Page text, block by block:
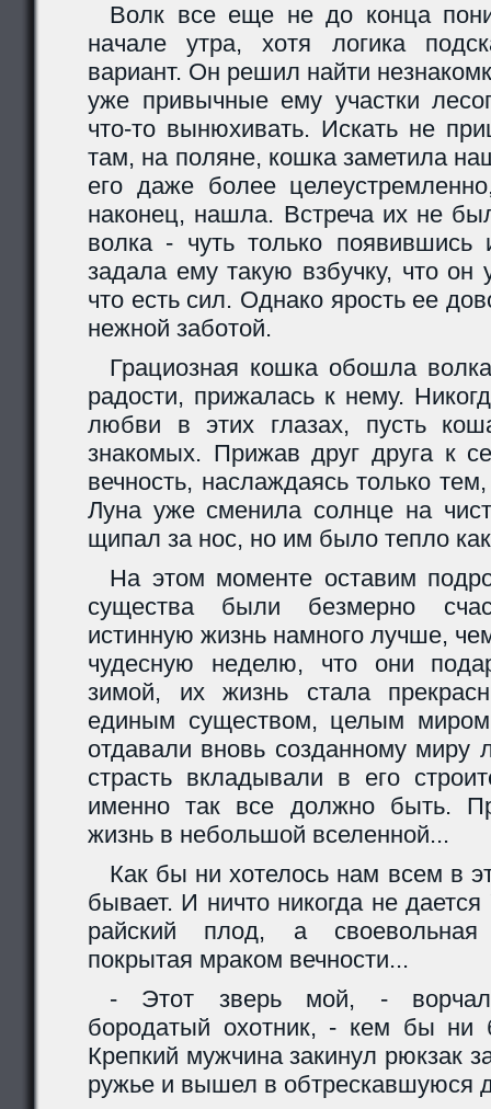
Волк все еще не до конца
начале утра, хотя логика
вариант. Он решил найти
уже привычные ему участки
что-то вынюхивать. Искать не
там, на поляне, кошка заметила
его даже более
наконец, нашла. Встреча их не
волка - чуть только появившись
задала ему такую взбучку, что он
что есть сил. Однако ярость ее
нежной заботой.
Грациозная кошка обошла
радости, прижалась к нему.
любви в этих глазах, пусть
знакомых. Прижав друг друга к
вечность, наслаждаясь только
Луна уже сменила солнце на
щипал за нос, но им было тепло
На этом моменте оставим
существа были безмерно
истинную жизнь намного лучше,
чудесную неделю, что они
зимой, их жизнь стала
единым существом, целым
отдавали вновь созданному
страсть вкладывали в его
именно так все должно быть.
жизнь в небольшой вселенной...
Как бы ни хотелось нам всем в
бывает. И ничто никогда не
райский плод, а своевольная
покрытая мраком вечности...
- Этот зверь мой, -
бородатый охотник, - кем бы ни
Крепкий мужчина закинул рюкзак
ружье и вышел в обтрескавшуюся